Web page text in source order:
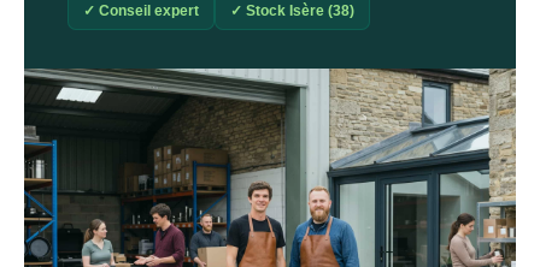
✓ Conseil expert ✓ Stock Isère (38)